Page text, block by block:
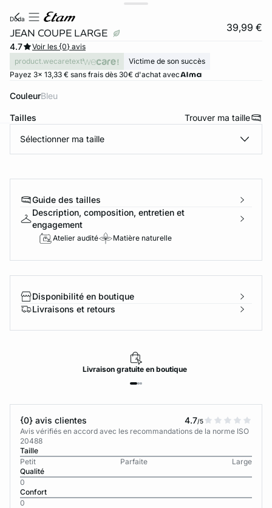
doda
JEAN COUPE LARGE 39,99 €
4.7
Voir les {0} avis
product.wecaretext
Victime de son succès
Payez 3x 13,33 € sans frais dès 30€ d'achat avec
Couleur bleu
Tailles Trouver ma taille
Sélectionner ma taille
Guide des tailles
Description, composition, entretien et
engagement
Atelier audité Matière naturelle
Disponibilité en boutique
Livraisons et retours
Livraisongratuiteen boutique
{0} avis clientes 4.7/5
Avis vérifiés en accord avec les recommandations de la norme ISO
20488
Taille
Petit
Parfaite
Large
Qualité
0
Confort
0